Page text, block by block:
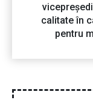
calitate în
pentru